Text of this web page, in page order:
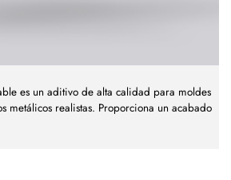
es un aditivo de alta calidad para moldes
metálicos realistas. Proporciona un acabado